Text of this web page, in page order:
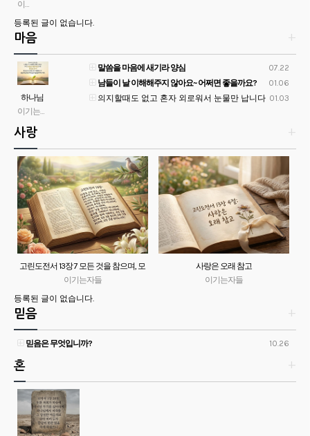
하는
이유
이기는자들
등록된 글이 없습니다.
+
마음
하나님
의 온전
하신 뜻
07.22
말씀을 마음에 새기라 양심
01.06
남들이 날 이해해주지 않아요~ 어쩌면 좋을까요?
01.03
의지할때도 없고 혼자 외로워서 눈물만 납니다
+
사랑
고린도전서 13장 7 모든 것을 참으며, 모
든 것을 믿으며, 모든 것을 바라며, 모든
것을 견디느니라 !
이기는자들
사랑은 오래 참고
이기는자들
등록된 글이 없습니다.
+
믿음
10.26
믿음은 무엇입니까?
+
혼